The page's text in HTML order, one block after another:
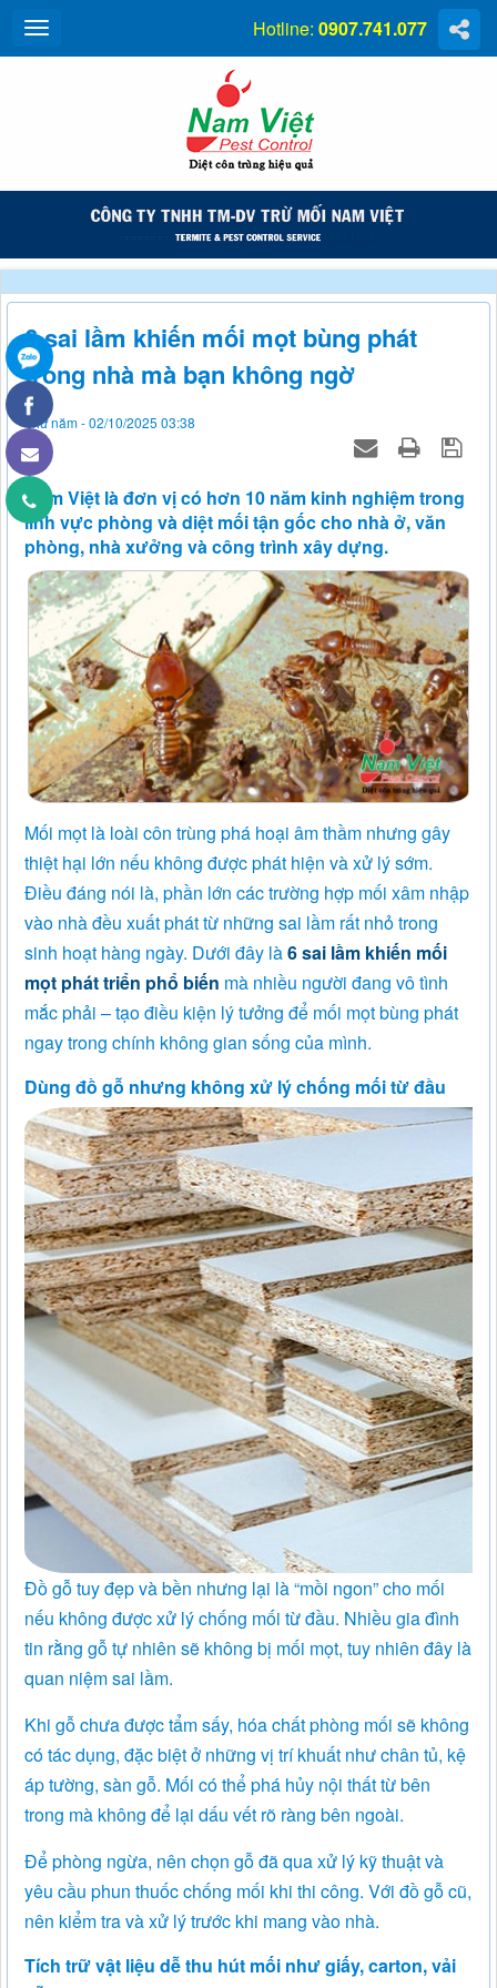
Hotline: 0907.741.077
6 sai lầm khiến mối mọt bùng phát
trong nhà mà bạn không ngờ
Thứ năm - 02/10/2025 03:38
Nam Việt là đơn vị có hơn 10 năm kinh nghiệm trong
lĩnh vực phòng và diệt mối tận gốc cho nhà ở, văn
phòng, nhà xưởng và công trình xây dựng.
Mối mọt là loài côn trùng phá hoại âm thầm nhưng gây
thiệt hại lớn nếu không được phát hiện và xử lý sớm.
Điều đáng nói là, phần lớn các trường hợp mối xâm nhập
vào nhà đều xuất phát từ những sai lầm rất nhỏ trong
sinh hoạt hàng ngày. Dưới đây là6 sai lầm khiến mối
mọt phát triển phổ biến mà nhiều người đang vô tình
mắc phải – tạo điều kiện lý tưởng để mối mọt bùng phát
ngay trong chính không gian sống của mình.
Dùng đồ gỗ nhưng không xử lý chống mối từ đầu
Đồ gỗ tuy đẹp và bền nhưng lại là “mồi ngon” cho mối
nếu không được xử lý chống mối từ đầu. Nhiều gia đình
tin rằng gỗ tự nhiên sẽ không bị mối mọt, tuy nhiên đây là
quan niệm sai lầm.
Khi gỗ chưa được tẩm sấy, hóa chất phòng mối sẽ không
có tác dụng, đặc biệt ở những vị trí khuất như chân tủ, kệ
áp tường, sàn gỗ. Mối có thể phá hủy nội thất từ bên
trong mà không để lại dấu vết rõ ràng bên ngoài.
Để phòng ngừa, nên chọn gỗ đã qua xử lý kỹ thuật và
yêu cầu phun thuốc chống mối khi thi công. Với đồ gỗ cũ,
nên kiểm tra và xử lý trước khi mang vào nhà.
Tích trữ vật liệu dễ thu hút mối như giấy, carton, vải